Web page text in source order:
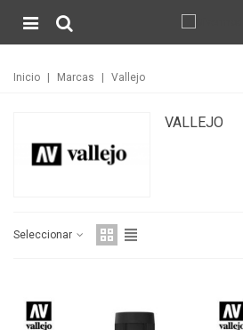
Inicio Marcas Vallejo
VALLEJO
Seleccionar